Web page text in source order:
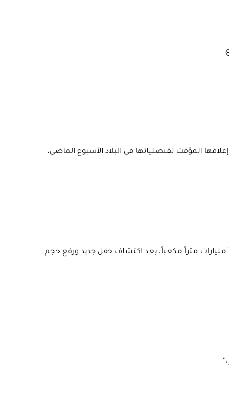
المؤقت لقنصلياتها في البلاد الأسبوع الماضي،
أنقرة- الظهيرة: أعلن الرئيس التركي رجب طيب أردوغان الإثنين أن حجم الغاز الطبيعي الذي اكتشفته بلاده في البحر الأسود يصل الآن إلى 710 مليارات متراً مكعباً، بعد اكتشاف حقل جديد ورفع حجم